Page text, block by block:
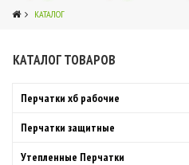
4
КАТАЛОГ
КАТАЛОГ ТОВАРОВ
Перчатки хб рабочие
Перчатки защитные
Утепленные Перчатки